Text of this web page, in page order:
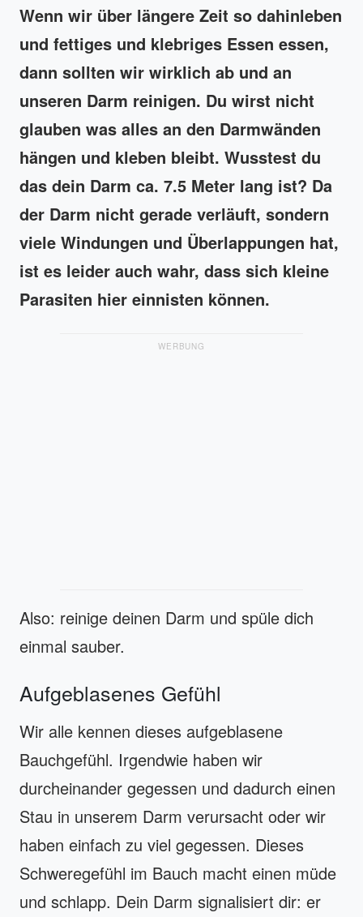
Wenn wir über längere Zeit so dahinleben
und fettiges und klebriges Essen essen,
dann sollten wir wirklich ab und an
unseren Darm reinigen. Du wirst nicht
glauben was alles an den Darmwänden
hängen und kleben bleibt. Wusstest du
das dein Darm ca. 7.5 Meter lang ist? Da
der Darm nicht gerade verläuft, sondern
viele Windungen und Überlappungen hat,
ist es leider auch wahr, dass sich kleine
Parasiten hier einnisten können.
WERBUNG
Also: reinige deinen Darm und spüle dich
einmal sauber.
Aufgeblasenes Gefühl
Wir alle kennen dieses aufgeblasene
Bauchgefühl. Irgendwie haben wir
durcheinander gegessen und dadurch einen
Stau in unserem Darm verursacht oder wir
haben einfach zu viel gegessen. Dieses
Schweregefühl im Bauch macht einen müde
und schlapp. Dein Darm signalisiert dir: er